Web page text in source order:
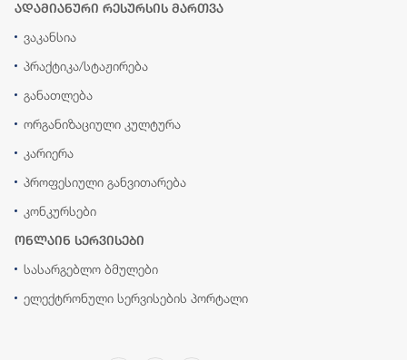
ადამიანური რესურსის მართვა
ვაკანსია
პრაქტიკა/სტაჟირება
განათლება
ორგანიზაციული კულტურა
კარიერა
პროფესიული განვითარება
კონკურსები
ონლაინ სერვისები
სასარგებლო ბმულები
ელექტრონული სერვისების პორტალი